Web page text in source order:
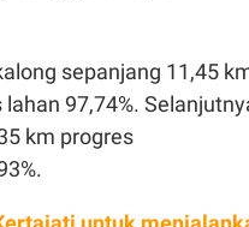
sepanjang 11,45
97,74%.
km progres